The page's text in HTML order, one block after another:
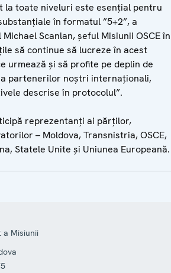
la toate niveluri este esențial pentru
în formatul ”5+2”, a
Scanlan, șeful Misiunii OSCE în
să continue să lucreze în acest
urmează și să profite pe deplin de
partenerilor noștri internaționali,
descrise în protocolul”.
reprezentanți ai părților,
– Moldova, Transnistria, OSCE,
Statele Unite și Uniunea Europeană.
a Misiunii